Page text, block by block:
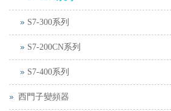
S7-300系列
S7-200CN系列
S7-400系列
西門子變頻器